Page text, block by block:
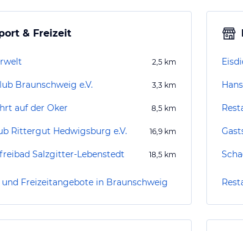
& Freizeit
2,5 km
Braunschweig e.V. 3,3 km
auf der Oker 8,5 km
Rittergut Hedwigsburg e.V. 16,9 km
Salzgitter-Lebenstedt 18,5 km
Freizeitangebote in Braunschweig